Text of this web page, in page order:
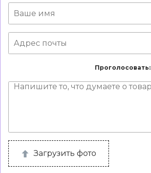
Проголосовать:
Загрузить фото